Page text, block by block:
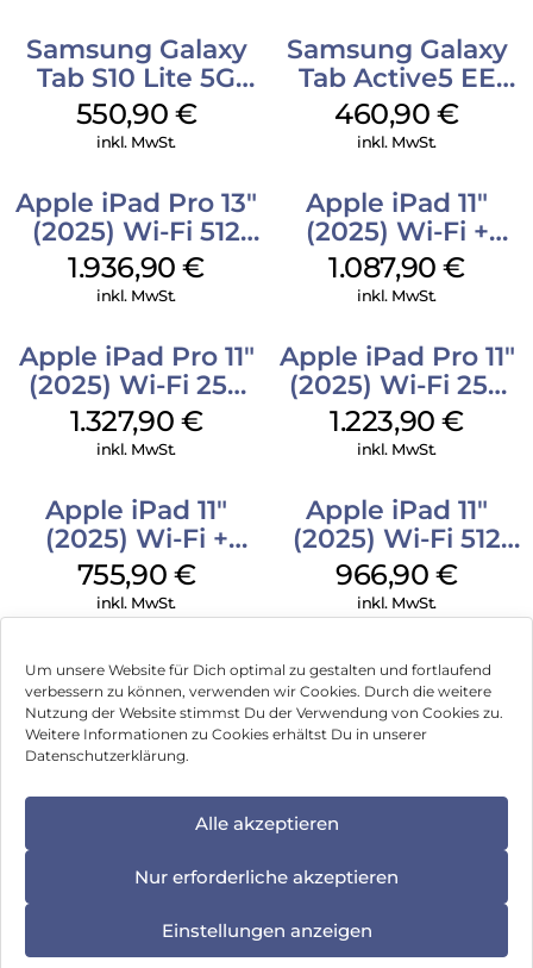
Um unsere Website für Dich optimal zu gestalten und fortlaufend
verbessern zu können, verwenden wir Cookies. Durch die weitere
Nutzung der Website stimmst Du der Verwendung von Cookies zu.
Weitere Informationen zu Cookies erhältst Du in unserer
Datenschutzerklärung.
Alle akzeptieren
Nur erforderliche akzeptieren
Einstellungen anzeigen
Samsung Galaxy
Tab S10 Lite 5G
256 GB Gray
550,90 €
inkl. MwSt.
Samsung Galaxy
Tab Active5 EE
Wi-Fi 128 GB black
460,90€
inkl. MwSt.
Apple iPad Pro 13″
(2025) Wi-Fi 512
GB Standardglas
Space Schwarz
1.936,90€
inkl. MwSt.
Apple iPad 11″
(2025) Wi-Fi +
Cellular 512 GB
Pink
1.087,90€
inkl. MwSt.
Apple iPad Pro 11″
(2025) Wi-Fi 256
GB Standardglas
Silber
1.327,90 €
inkl. MwSt.
Apple iPad Pro 11″
(2025) Wi-Fi 256
GB Standardglas
Space Schwarz
1.223,90€
inkl. MwSt.
Apple iPad 11″
(2025) Wi-Fi +
Cellular 256 GB
Pink
755,90 €
inkl. MwSt.
Apple iPad 11″
(2025) Wi-Fi 512
GB Gelb
966,90€
inkl. MwSt.
Impressum
Hinweis zur Batterieentsorgung
Newsletter